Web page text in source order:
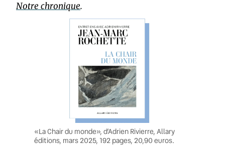
Notre chronique.
«La Chair du monde», d’Adrien Rivierre, Allary
éditions, mars 2025, 192 pages, 20,90 euros.